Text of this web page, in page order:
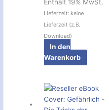
Enthält 19% MwSt.
Lieferzeit: keine
Lieferzeit (z.B.
Download)
In den
Warenkorb